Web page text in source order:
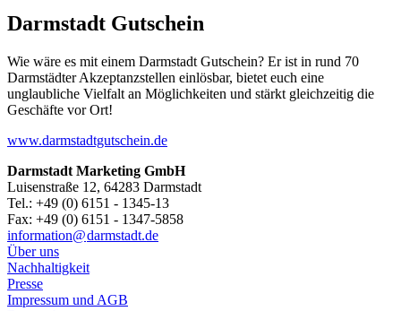
Darmstadt Gutschein
Wie wäre es mit einem Darmstadt Gutschein? Er ist in rund 70
Darmstädter Akzeptanzstellen einlösbar, bietet euch eine
unglaubliche Vielfalt an Möglichkeiten und stärkt gleichzeitig die
Geschäfte vor Ort!
www.darmstadtgutschein.de
Darmstadt Marketing GmbH
Luisenstraße 12, 64283 Darmstadt
Tel.: +49 (0) 6151 - 1345-13
Fax: +49 (0) 6151 - 1347-5858
information@darmstadt.de
Über uns
Nachhaltigkeit
Presse
Impressum und AGB